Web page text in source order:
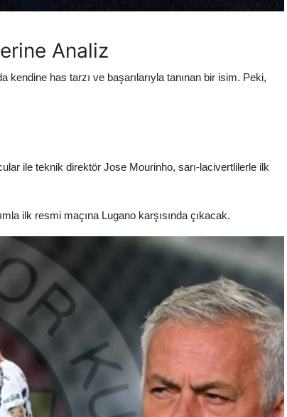
Analiz
has tarzı ve başarılarıyla tanınan bir isim. Peki,
ile teknik direktör Jose Mourinho, sarı-lacivertlilerle ilk
ilk resmi maçına Lugano karşısında çıkacak.